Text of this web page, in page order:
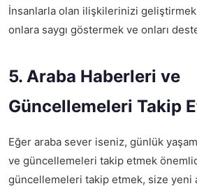
İnsanlarla olan ilişkilerinizi
onlara saygı göstermek ve onları
5. Araba Haberleri ve
Güncellemeleri Takip
Eğer araba sever iseniz, günlük
ve güncellemeleri takip etmek
güncellemeleri takip etmek, size yeni